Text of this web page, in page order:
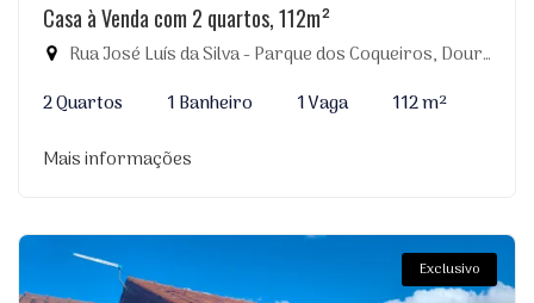
Casa à Venda com 2 quartos, 112m²
Rua José Luís da Silva - Parque dos Coqueiros, Dourados-MS
2 Quartos
1 Banheiro 1 Vaga
112 m²
Mais informações
Exclusivo